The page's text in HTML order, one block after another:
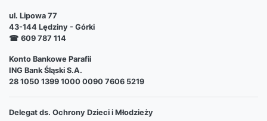
ul. Lipowa 77
43-144 Lędziny - Górki
☎ 609 787 114
Konto Bankowe Parafii
ING Bank Śląski S.A.
28 1050 1399 1000 0090 7606 5219
Delegat ds. Ochrony Dzieci i Młodzieży